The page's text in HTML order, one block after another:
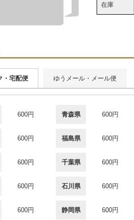
在庫
・宅配便 ゆうメール・メール便
600円 青森県 600円
600円 福島県 600円
600円 千葉県 600円
600円 石川県 600円
600円 静岡県 600円